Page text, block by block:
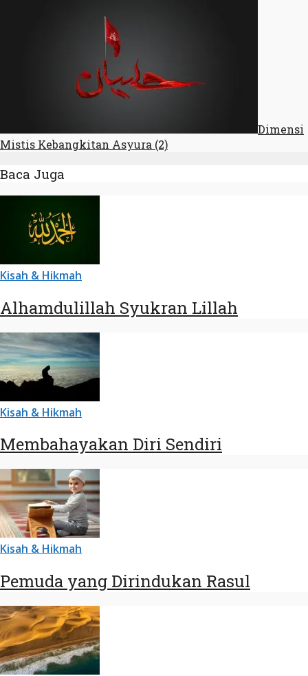
Dimensi
Mistis Kebangkitan Asyura (2)
Baca Juga
Kisah & Hikmah
Alhamdulillah Syukran Lillah
Kisah & Hikmah
Membahayakan Diri Sendiri
Kisah & Hikmah
Pemuda yang Dirindukan Rasul